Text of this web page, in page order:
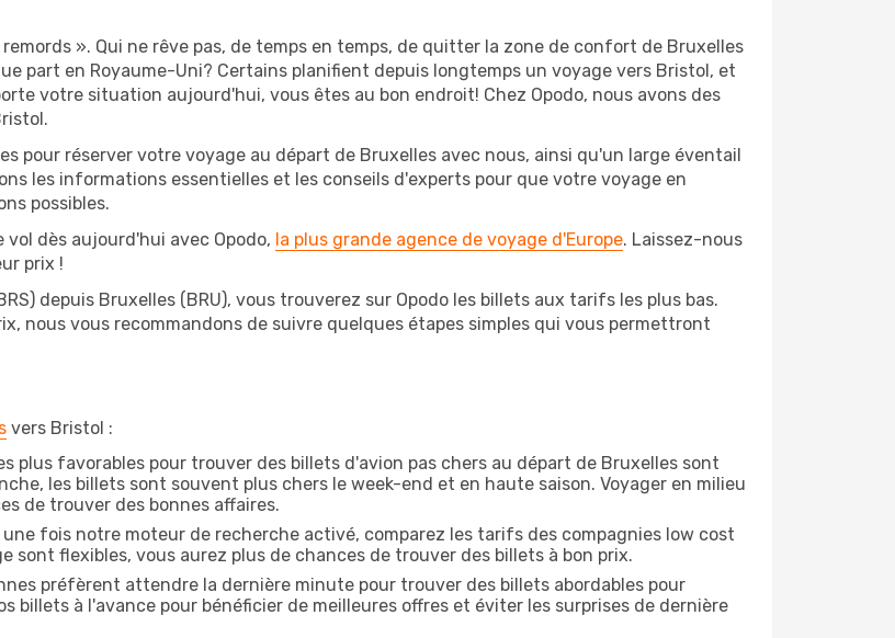
». Qui ne rêve pas, de temps en temps, de quitter la zone de confort de Bruxelles
part en Royaume-Uni? Certains planifient depuis longtemps un voyage vers Bristol, et
votre situation aujourd'hui, vous êtes au bon endroit! Chez Opodo, nous avons des
pour réserver votre voyage au départ de Bruxelles avec nous, ainsi qu'un large éventail
les informations essentielles et les conseils d'experts pour que votre voyage en
possibles.
dès aujourd'hui avec Opodo, la plus grande agence de voyage d'Europe. Laissez-nous
prix !
depuis Bruxelles (BRU), vous trouverez sur Opodo les billets aux tarifs les plus bas.
nous vous recommandons de suivre quelques étapes simples qui vous permettront
vers Bristol :
plus favorables pour trouver des billets d'avion pas chers au départ de Bruxelles sont
les billets sont souvent plus chers le week-end et en haute saison. Voyager en milieu
de trouver des bonnes affaires.
une fois notre moteur de recherche activé, comparez les tarifs des compagnies low cost
sont flexibles, vous aurez plus de chances de trouver des billets à bon prix.
préfèrent attendre la dernière minute pour trouver des billets abordables pour
billets à l'avance pour bénéficier de meilleures offres et éviter les surprises de dernière